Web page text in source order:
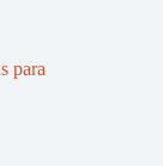
para